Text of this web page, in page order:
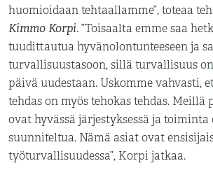
huomioidaan tehtaallamme”, toteaa
Kimmo Korpi. ”Toisaalta emme saa
tuudittautua hyvänolontunteeseen ja
turvallisuustasoon, sillä turvallisuus
päivä uudestaan. Uskomme vahvasti,
tehdas on myös tehokas tehdas. Meillä
ovat hyvässä järjestyksessä ja
suunniteltua. Nämä asiat ovat
työturvallisuudessa”, Korpi jatkaa.